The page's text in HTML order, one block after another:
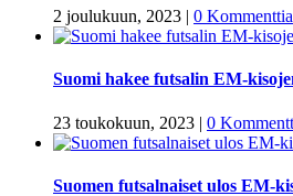
2 joulukuun, 2023 | 0 Kommenttia
Suomi hakee futsalin EM-
23 toukokuun, 2023 | 0
Suomen futsalnaiset ulos EM-